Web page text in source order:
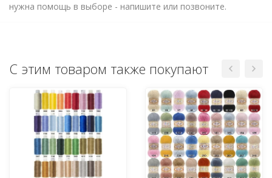
нужна помощь в выборе - напишите или позвоните.
С этим товаром также покупают